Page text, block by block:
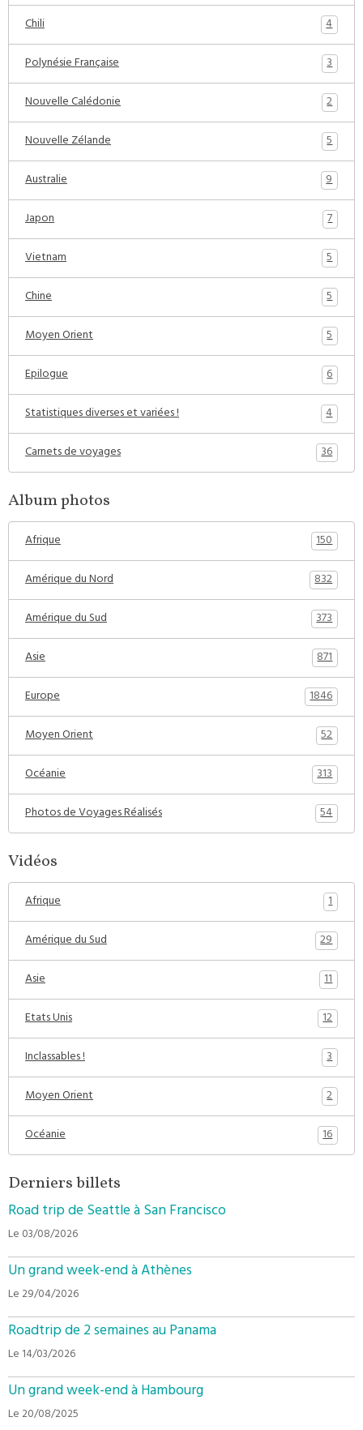
Chili
4
Polynésie Française
3
Nouvelle Calédonie
2
Nouvelle Zélande
5
Australie
9
Japon
7
Vietnam
5
Chine
5
Moyen Orient
5
Epilogue
6
Statistiques diverses et variées !
4
Carnets de voyages
36
Album photos
Afrique
150
Amérique du Nord
832
Amérique du Sud
373
Asie
871
Europe
1846
Moyen Orient
52
Océanie
313
Photos de Voyages Réalisés
54
Vidéos
Afrique
1
Amérique du Sud
29
Asie
11
Etats Unis
12
Inclassables !
3
Moyen Orient
2
Océanie
16
Derniers billets
Road trip de Seattle à San Francisco
Le 03/08/2026
Un grand week-end à Athènes
Le 29/04/2026
Roadtrip de 2 semaines au Panama
Le 14/03/2026
Un grand week-end à Hambourg
Le 20/08/2025